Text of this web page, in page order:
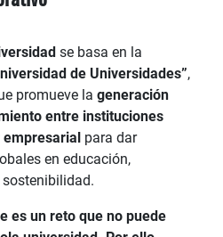
se basa en la
de Universidades”,
promueve la generación
entre instituciones
empresarial para dar
en educación,
es un reto que no puede